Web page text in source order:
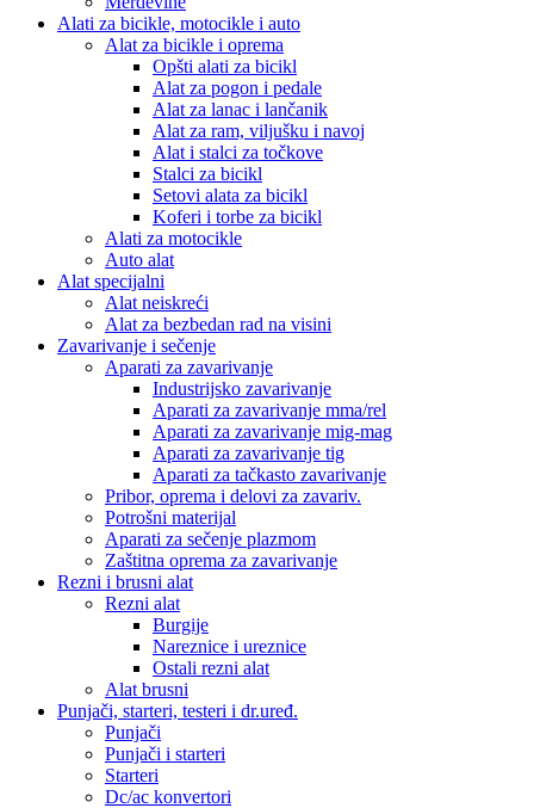
Alati za bicikle, motocikle i auto
Alat za bicikle i oprema
Opšti alati za bicikl
Alat za pogon i pedale
Alat za lanac i lančanik
Alat za ram, viljušku i navoj
Alat i stalci za točkove
Stalci za bicikl
Setovi alata za bicikl
Koferi i torbe za bicikl
Alati za motocikle
Auto alat
Alat specijalni
Alat neiskreći
Alat za bezbedan rad na visini
Zavarivanje i sečenje
Aparati za zavarivanje
Industrijsko zavarivanje
Aparati za zavarivanje mma/rel
Aparati za zavarivanje mig-mag
Aparati za zavarivanje tig
Aparati za tačkasto zavarivanje
Pribor, oprema i delovi za zavariv.
Potrošni materijal
Aparati za sečenje plazmom
Zaštitna oprema za zavarivanje
Rezni i brusni alat
Rezni alat
Burgije
Nareznice i ureznice
Ostali rezni alat
Alat brusni
Punjači, starteri, testeri i dr.uređ.
Punjači
Punjači i starteri
Starteri
Dc/ac konvertori